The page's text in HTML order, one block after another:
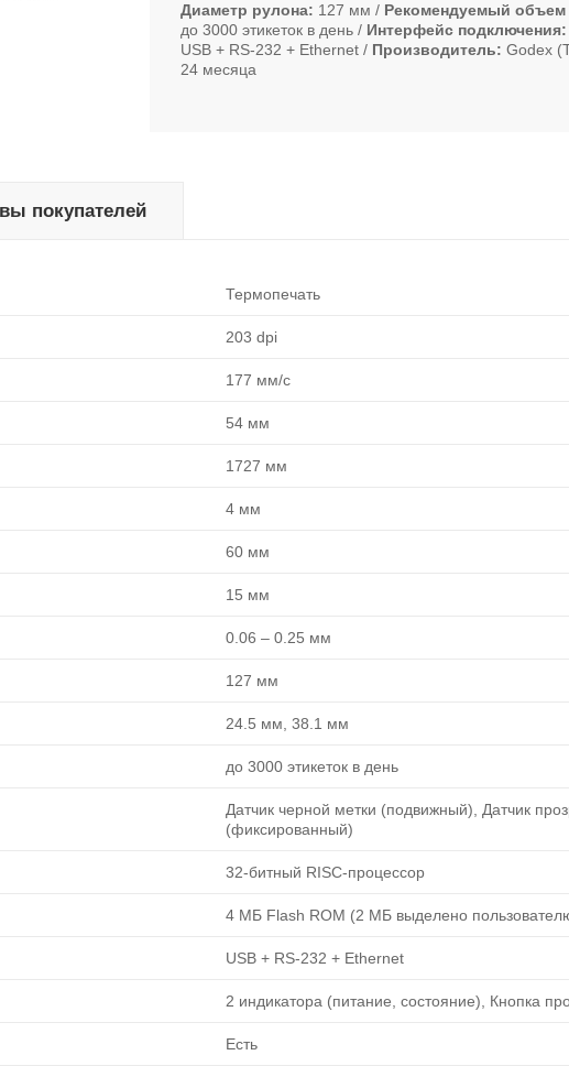
Диаметр рулона
127 мм
Рекомендуемый объем
до 3000 этикеток в день
Интерфейс подключения
USB + RS-232 + Ethernet
Производитель Godex
24 месяца
Термопечать
203 dpi
177 мм/с
54 мм
1727 мм
4 мм
60 мм
15 мм
0.06 ‒ 0.25 мм
127 мм
24.5 мм, 38.1 мм
до 3000 этикеток в день
Датчик черной метки (подвижный), Датчик
(фиксированный)
32-битный RISC-процессор
4 МБ Flash ROM (2 МБ выделено
USB + RS-232 + Ethernet
2 индикатора (питание, состояние), Кнопка
Есть
покупателей